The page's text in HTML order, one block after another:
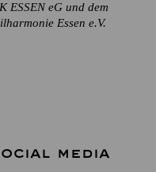
ESSEN eG und dem
Essen e.V.
MEDIA